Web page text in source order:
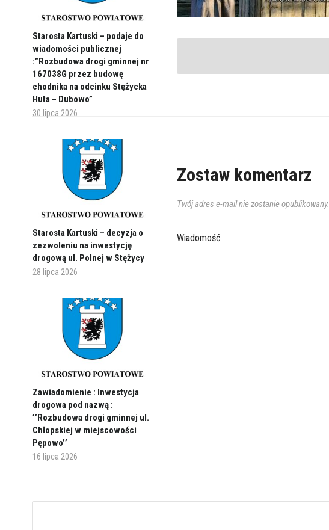
Starosta Kartuski – podaje do
wiadomości publicznej
:”Rozbudowa drogi gminnej nr
167038G przez budowę
chodnika na odcinku Stężycka
Huta – Dubowo”
30 lipca 2026
Starosta Kartuski – decyzja o
zezwoleniu na inwestycję
drogową ul. Polnej w Stężycy
28 lipca 2026
Zawiadomienie : Inwestycja
drogowa pod nazwą :
’’Rozbudowa drogi gminnej ul.
Chłopskiej w miejscowości
Pępowo’’
16 lipca 2026
Zostaw komentarz
Twój adres e-mail nie zostanie opublikowany.
Wiadomość